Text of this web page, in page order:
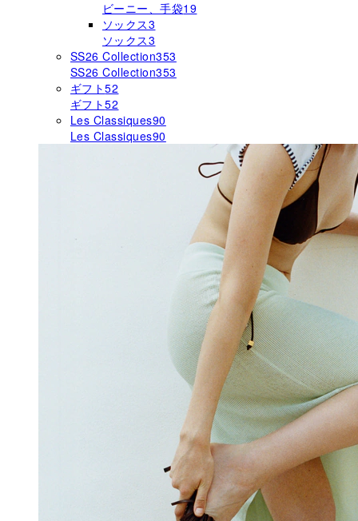
ビーニー、手袋19
ソックス3
ソックス3
SS26 Collection353
SS26 Collection353
ギフト52
ギフト52
Les Classiques90
Les Classiques90